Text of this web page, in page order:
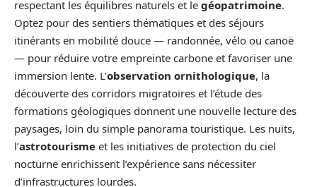
respectant les équilibres naturels et le géopatrimoine.
Optez pour des sentiers thématiques et des séjours
itinérants en mobilité douce — randonnée, vélo ou canoë
— pour réduire votre empreinte carbone et favoriser une
immersion lente. L’observation ornithologique, la
découverte des corridors migratoires et l’étude des
formations géologiques donnent une nouvelle lecture des
paysages, loin du simple panorama touristique. Les nuits,
l’astrotourisme et les initiatives de protection du ciel
nocturne enrichissent l’expérience sans nécessiter
d’infrastructures lourdes.